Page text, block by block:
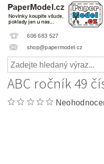
606 683 527
shop@papermodel.cz
ABC ročník 49